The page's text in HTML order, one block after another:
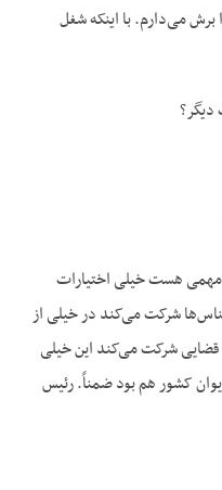
برش می‌دارم. با این‏که شغل
هست خیلی اختیارات
شرکت می‌کند در خیلی از
قضایی شرکت می‌کند این خیلی
کشور هم بود ضمناً. رئیس